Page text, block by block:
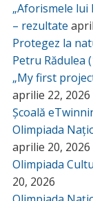
„Aforismele lui
– rezultate
Protegez la
Petru Rădulea
„My first
aprilie 22, 2026
Școală
Olimpiada
aprilie 20, 2026
Olimpiada
20, 2026